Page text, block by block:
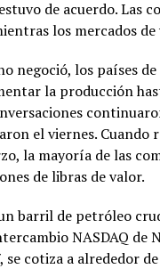
de acuerdo. Las
los mercados de
negoció, los países de
la producción
el viernes. Cuando
la mayoría de las
de libras de valor.
barril de petróleo
NASDAQ de
se cotiza a alrededor